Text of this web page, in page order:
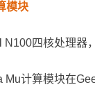
模块
N100四核处理
计算模块在